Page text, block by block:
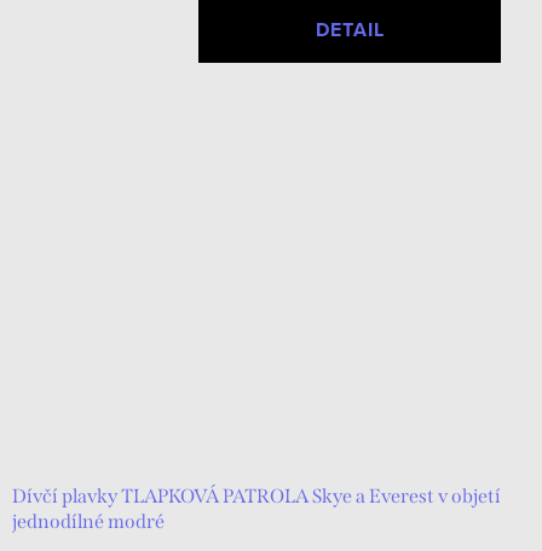
DETAIL
Dívčí plavky TLAPKOVÁ PATROLA Skye a Everest v objetí
jednodílné modré